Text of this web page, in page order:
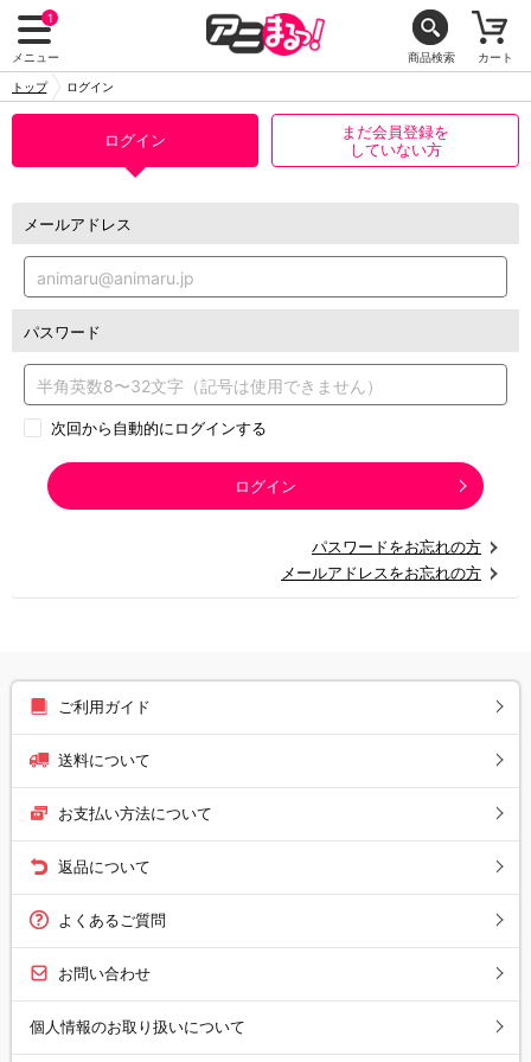
1
メニュー 商品検索 カート
トップ ログイン
ログイン
まだ会員登録を
していない方
メールアドレス
パスワード
次回から自動的にログインする
ログイン
パスワードをお忘れの方
メールアドレスをお忘れの方
ご利用ガイド
送料について
お支払い方法について
返品について
よくあるご質問
お問い合わせ
個人情報のお取り扱いについて